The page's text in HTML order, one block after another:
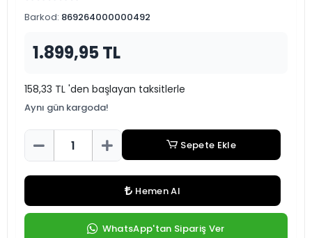
Barkod: 869264000000492
1.899,95 TL
158,33 TL 'den başlayan taksitlerle
Aynı gün kargoda!
Sepete Ekle
Hemen Al
WhatsApp'tan Sipariş Ver